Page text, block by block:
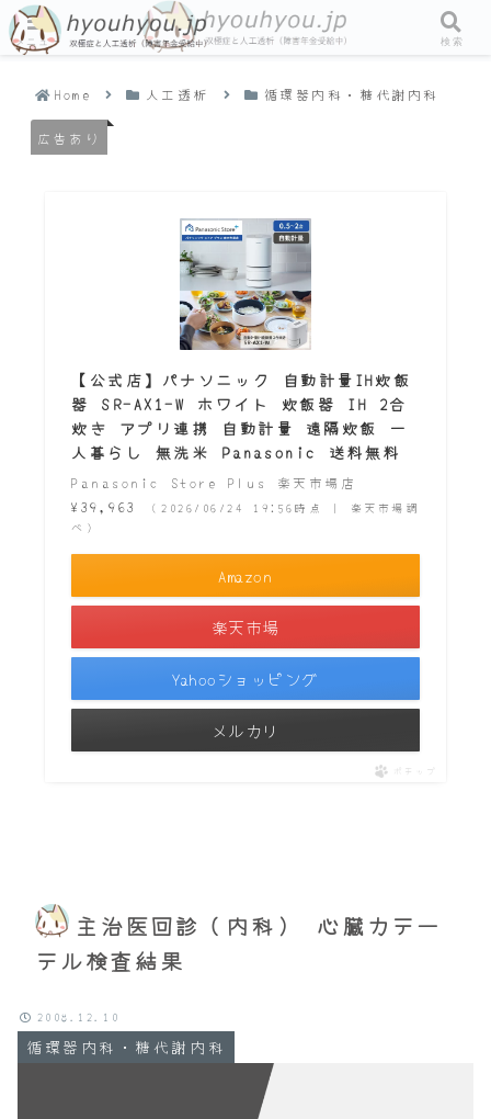
Home 人工透析 循環器内科・糖代謝内科
広告あり
主治医回診（内科） 心臓カテー
テル検査結果
循環器内科・糖代謝内科
2008.12.10
【公式店】パナソニック 自動計量IH炊飯
器 SR-AX1-W ホワイト 炊飯器 IH 2合
炊き アプリ連携 自動計量 遠隔炊飯 一
人暮らし 無洗米 Panasonic 送料無料
Panasonic Store Plus 楽天市場店
¥39,963
（2026/06/24 19:56時点 | 楽天市場調
べ）
Amazon
楽天市場
Yahooショッピング
メルカリ
ポチップ
メニュー 検索